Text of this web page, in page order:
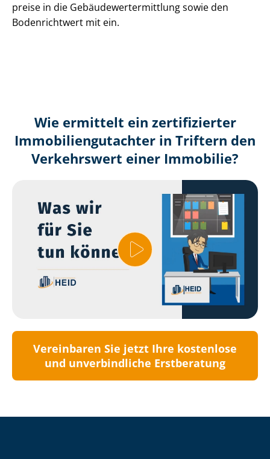
prei­se in die Ge­bäu­de­wert­ermitt­lung sowie den
Bodenrichtwert mit ein.
Wie ermittelt ein zertifizierter
Immobilien­gutachter in Triftern den
Verkehrswert einer Immobilie?
Vereinbaren Sie jetzt Ihre kostenlose
und unverbindliche Erstberatung